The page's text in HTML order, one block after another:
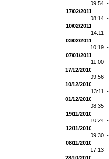
09:54 -
17/02/2011
08:14 -
10/02/2011
14:11 -
03/02/2011
10:19 -
07/01/2011
11:00 -
17/12/2010
09:56 -
10/12/2010
13:11 -
01/12/2010
08:35 -
19/11/2010
10:24 -
12/11/2010
09:30 -
08/11/2010
17:13 -
28/10/2010